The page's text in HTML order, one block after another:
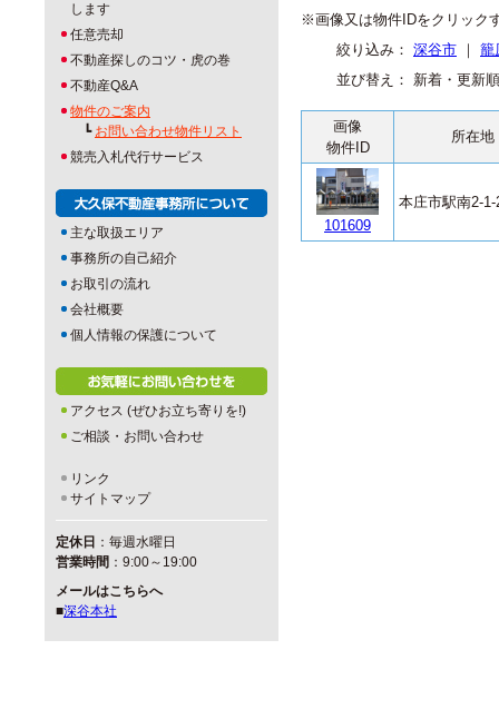
※画像又は物件IDをクリック
絞り込み： 深谷市 ｜ 籠
並び替え： 新着・更新順
画像
物件ID
所在地
101609
本庄市駅南2-1-
します
任意売却
不動産探しのコツ・虎の巻
不動産Q&A
物件のご案内
┗ お問い合わせ物件リスト
競売入札代行サービス
主な取扱エリア
事務所の自己紹介
お取引の流れ
会社概要
個人情報の保護について
アクセス (ぜひお立ち寄りを!)
ご相談・お問い合わせ
リンク
サイトマップ
定休日 ：毎週水曜日
営業時間 ：9:00～19:00
メールはこちらへ
■深谷本社